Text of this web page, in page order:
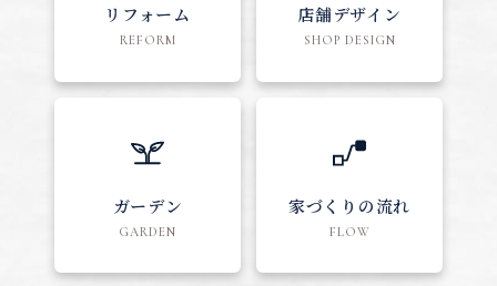
リフォーム
REFORM
店舗デザイン
SHOP DESIGN
ガーデン
GARDEN
家づくりの流れ
FLOW